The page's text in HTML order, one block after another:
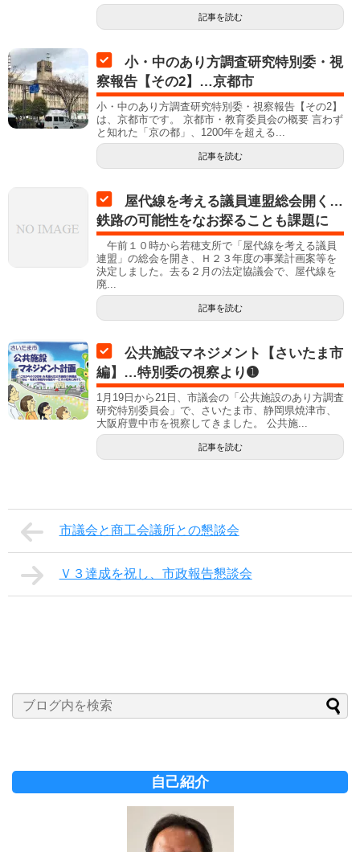
記事を読む
小・中のあり方調査研究特別委・視
察報告【その2】…京都市
小・中のあり方調査研究特別委・視察報告【その2】
は、京都市です。 京都市・教育委員会の概要 言わず
と知れた「京の都」、1200年を超える...
記事を読む
屋代線を考える議員連盟総会開く…
鉄路の可能性をなお探ることも課題に
午前１０時から若穂支所で「屋代線を考える議員
連盟」の総会を開き、Ｈ２３年度の事業計画案等を
決定しました。去る２月の法定協議会で、屋代線を
廃...
記事を読む
公共施設マネジメント【さいたま市
編】…特別委の視察より➊
1月19日から21日、市議会の「公共施設のあり方調査
研究特別委員会」で、さいたま市、静岡県焼津市、
大阪府豊中市を視察してきました。 公共施...
記事を読む
市議会と商工会議所との懇談会
Ｖ３達成を祝し、市政報告懇談会
自己紹介